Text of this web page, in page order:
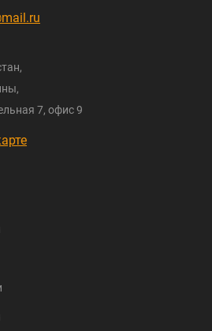
7, офис 9